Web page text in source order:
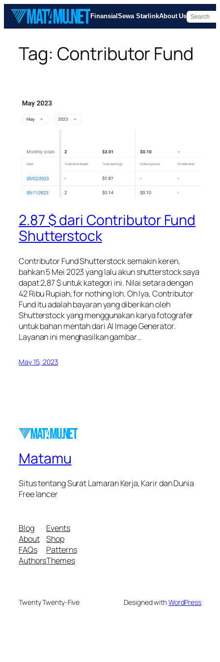
Skip
content
FinansialSewa StarlinkAbout Us
Tag: Contributor Fund
2.87 $ dari Contributor Fund
Shutterstock
Contributor Fund Shutterstock semakin keren,
bahkan 5 Mei 2023 yang lalu akun shutterstock saya
dapat 2,87 $ untuk kategori ini. Nilai setara dengan
42 Ribu Rupiah, for nothing loh. Oh Iya, Contributor
Fund itu adalah bayaran yang diberikan oleh
Shutterstock yang menggunakan karya fotografer
untuk bahan mentah dari AI Image Generator.
Layanan ini menghasilkan gambar…
May 15, 2023
Matamu
Situs tentang Surat Lamaran Kerja, Karir dan Dunia
Free lancer
Blog
About
FAQs
Authors
Events
Shop
Patterns
Themes
Twenty Twenty-Five Designed withWordPress